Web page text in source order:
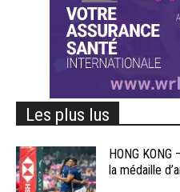
Les plus lus
HONG
la médaille